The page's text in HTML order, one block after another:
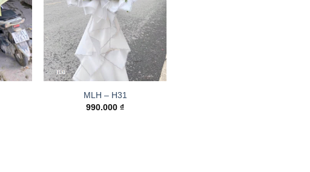
MLH – H31
990.000₫